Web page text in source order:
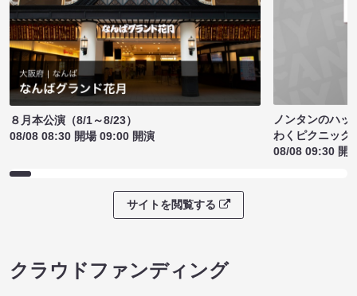
８月本公演（8/1～8/23）
08/08 08:30 開場 09:00 開演
ノンタンのハッ
わくピクニック
08/08 09:30 開
サイトを閲覧する
クラウドファンディング